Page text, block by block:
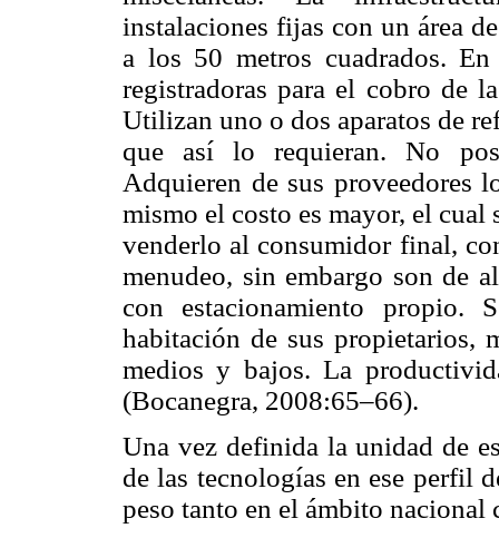
instalaciones fijas con un área
a los 50 metros cuadrados.
registradoras para el cobro de
Utilizan uno o dos aparatos de
que así lo requieran. No
Adquieren de sus proveedores
mismo el costo es mayor, el
venderlo al consumidor final,
menudeo, sin embargo son de
con estacionamiento propio.
habitación de sus propietarios,
medios y bajos. La
(Bocanegra, 2008:65–66).
Una vez definida la unidad de
de las tecnologías en ese perfil
peso tanto en el ámbito nacional